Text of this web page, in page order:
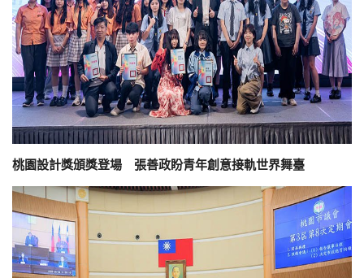
桃園設計獎頒獎登場 張善政盼青年創意接軌世界舞臺